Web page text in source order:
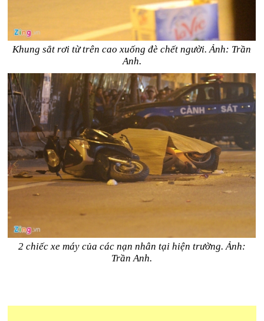
Khung sắt rơi từ trên cao xuống đè chết người. Ảnh: Trần
Anh.
2 chiếc xe máy của các nạn nhân tại hiện trường. Ảnh:
Trần Anh.